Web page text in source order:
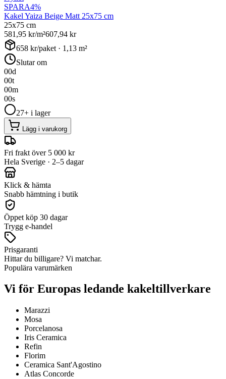
SPARA4%
Kakel Yaiza Beige Matt 25x75 cm
25x75 cm
581,95 kr/m²607,94 kr
658 kr/paket · 1,13 m²
Slutar om
00d
00t
00m
00s
27+ i lager
Lägg i varukorg
Fri frakt över 5 000 kr
Hela Sverige · 2–5 dagar
Klick & hämta
Snabb hämtning i butik
Öppet köp 30 dagar
Trygg e-handel
Prisgaranti
Hittar du billigare? Vi matchar.
Populära varumärken
Vi för Europas ledande kakeltillverkare
Marazzi
Mosa
Porcelanosa
Iris Ceramica
Refin
Florim
Ceramica Sant'Agostino
Atlas Concorde